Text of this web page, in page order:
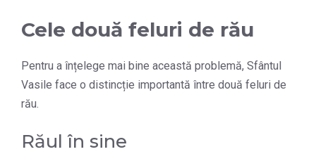
Cele două feluri de rău
Pentru a înțelege mai bine această problemă, Sfântul
Vasile face o distincție importantă între două feluri de
rău.
Răul în sine